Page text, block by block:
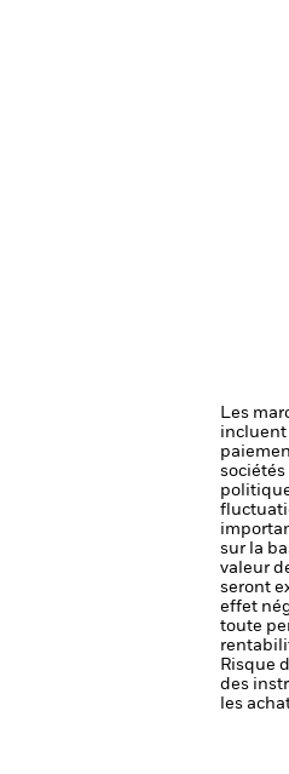
Les
incluent
sociétés
sur la
valeur
seront
effet
toute
Risque
des
les